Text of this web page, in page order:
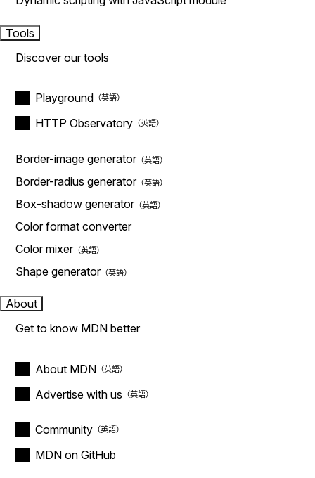
Tools
Discover our tools
Playground
HTTP Observatory
Border-image generator
Border-radius generator
Box-shadow generator
Color format converter
Color mixer
Shape generator
About
Get to know MDN better
About MDN
Advertise with us
Community
MDN on GitHub